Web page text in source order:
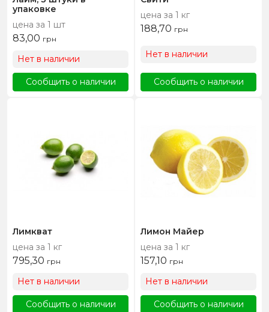
упаковке
цена за 1 шт
83,00 грн
Нет в наличии
Сообщить о наличии
цена за 1 кг
188,70 грн
Нет в наличии
Сообщить о наличии
Лимкват
цена за 1 кг
795,30 грн
Нет в наличии
Сообщить о наличии
Лимон Майер
цена за 1 кг
157,10 грн
Нет в наличии
Сообщить о наличии